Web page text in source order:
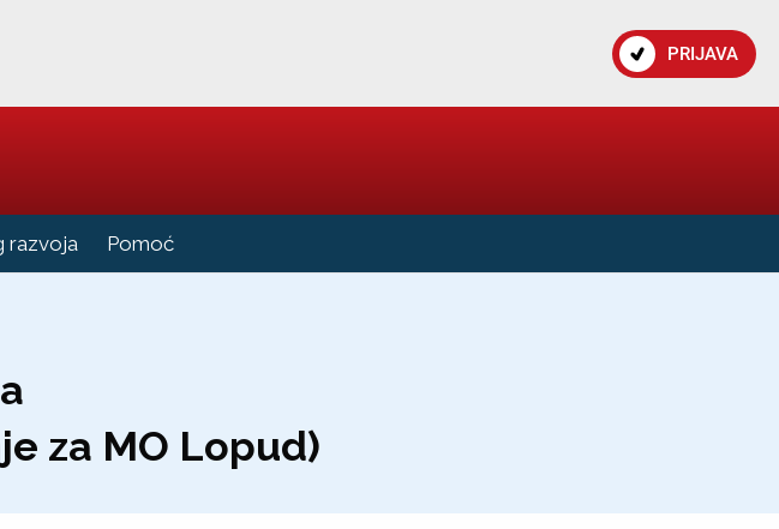
PRIJAVA
razvoja Pomoć
za MO Lopud)